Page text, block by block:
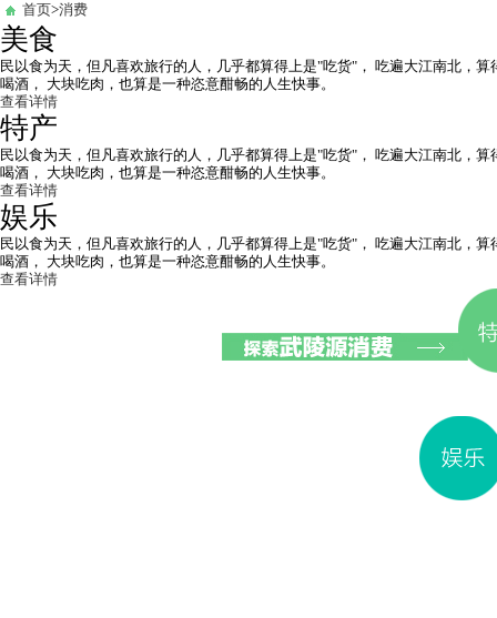
首页>消费
美食
民以食为天，但凡喜欢旅行的人，几乎都算得上是"吃货"， 吃遍大江南北，
喝酒， 大块吃肉，也算是一种恣意酣畅的人生快事。
查看详情
特产
民以食为天，但凡喜欢旅行的人，几乎都算得上是"吃货"， 吃遍大江南北，
喝酒， 大块吃肉，也算是一种恣意酣畅的人生快事。
查看详情
娱乐
民以食为天，但凡喜欢旅行的人，几乎都算得上是"吃货"， 吃遍大江南北，
喝酒， 大块吃肉，也算是一种恣意酣畅的人生快事。
查看详情